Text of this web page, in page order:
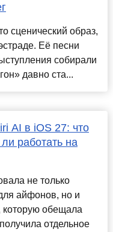
сценический образ,
Её песни
собирали
давно ста...
AI в iOS 27: что
работать на
не только
айфонов, но и
которую обещала
отдельное